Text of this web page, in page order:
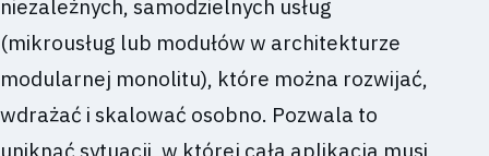
niezależnych, samodzielnych usług
(mikrousług lub modułów w architekturze
modularnej monolitu), które można rozwijać,
wdrażać i skalować osobno. Pozwala to
uniknąć sytuacji, w której cała aplikacja musi